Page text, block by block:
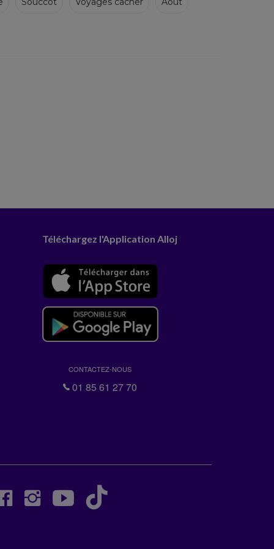
Téléchargez l'Application Alloj
CONTACTEZ-NOUS
01 85 61 27 70